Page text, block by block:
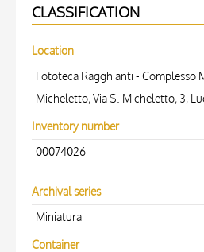
CLASSIFICATION
Location
Fototeca Ragghianti - Complesso
Micheletto, Via S. Micheletto, 3,
Inventory number
00074026
Archival series
Miniatura
Container